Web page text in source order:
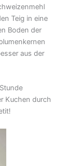
Teig in eine
Boden der
aus der
Kuchen durch